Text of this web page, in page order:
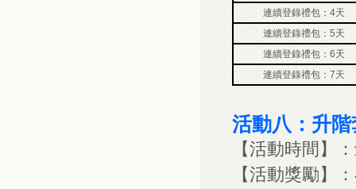
連續登錄禮包：4天
連續登錄禮包：5天
連續登錄禮包：6天
連續登錄禮包：7天
活動八：升
【活動時間】：
【活動獎勵】